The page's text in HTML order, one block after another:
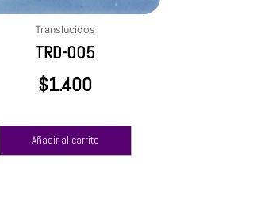
Translucidos
TRD-005
$1.400
Añadir al carrito